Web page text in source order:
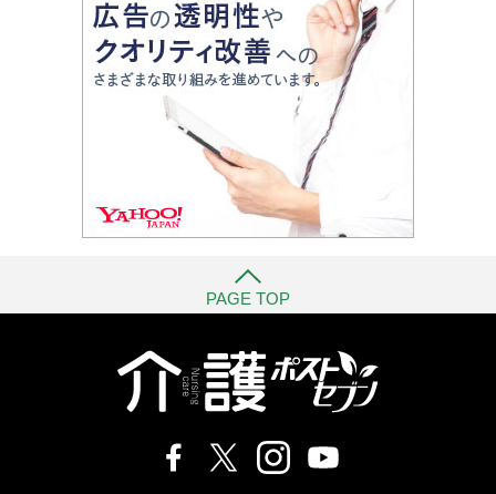
PAGE TOP